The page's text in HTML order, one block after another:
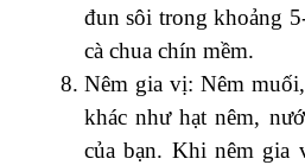
đun sôi trong khoảng
cà chua chín mềm.
Nêm gia vị: Nêm
khác như hạt nêm,
của bạn. Khi nêm gia